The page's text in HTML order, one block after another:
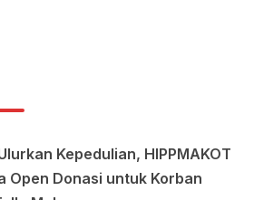
Kepedulian, HIPPMAKOT
Open Donasi untuk Korban